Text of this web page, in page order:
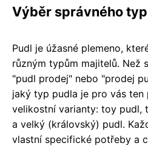
Výběr správného
Pudl je úžasné plemeno,
různým typům majitelů. Než
"pudl prodej" nebo "prodej
jaký typ pudla je pro vás ten
velikostní varianty: toy pudl,
a velký (královský) pudl.
vlastní specifické potřeby a